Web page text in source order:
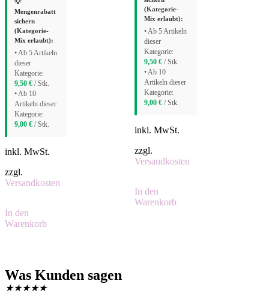
💡
Mengenrabatt
sichern
(Kategorie-
Mix erlaubt):
• Ab 5 Artikeln
dieser
Kategorie:
9,50 € / Stk.
• Ab 10
Artikeln dieser
Kategorie:
9,00 € / Stk.
inkl. MwSt.
zzgl.
Versandkosten
In den
Warenkorb
(Kategorie-
Mix erlaubt):
• Ab 5 Artikeln
dieser
Kategorie:
9,50 € / Stk.
• Ab 10
Artikeln dieser
Kategorie:
9,00 € / Stk.
inkl. MwSt.
zzgl.
Versandkosten
In den
Warenkorb
Was Kunden sagen
★★★★★